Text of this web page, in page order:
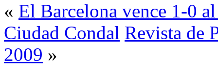
« El Barcelona vence 1-0
Ciudad Condal Revista de
2009 »